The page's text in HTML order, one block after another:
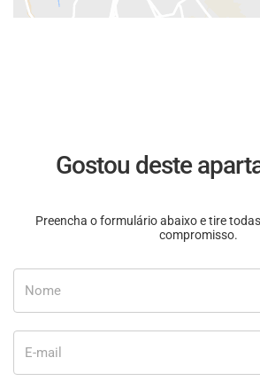
Gostou deste
Preencha o formulário abaixo e tire
compromisso.